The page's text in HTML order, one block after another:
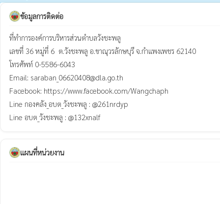
ข้อมูลการติดต่อ
ที่ทำการองค์การบริหารส่วนตำบลวังชะพลู
เลขที่ 36 หมู่ที่ 6  ต.วังชะพลู อ.ขาณุวรลักษบุรี จ.กำแพงเพชร 62140
โทรศัพท์ 0-5586-6043
Email: saraban_06620408@dla.go.th
Facebook: https://www.facebook.com/Wangchaph
Line กองคลัง_อบต_วังชะพลู : @261nrdyp
แผนที่หน่วยงาน